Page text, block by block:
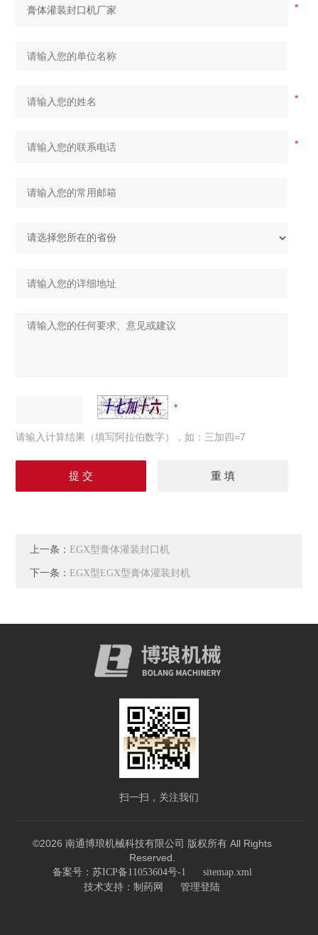
请输入计算结果（填写阿拉伯数字），如：三加四=7
上一条： EGX型膏体灌装封口机
下一条： EGX型EGX型膏体灌装封机
扫一扫，关注我们
©2026 南通博琅机械科技有限公司 版权所有 All Rights
Reserved.
备案号：苏ICP备11053604号-1 sitemap.xml
技术支持： 制药网 管理登陆